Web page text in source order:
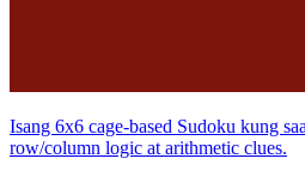
Isang 6x6 cage-based Sudoku kung
row/column logic at arithmetic clues.